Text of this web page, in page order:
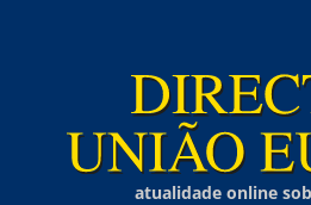
atualidade online